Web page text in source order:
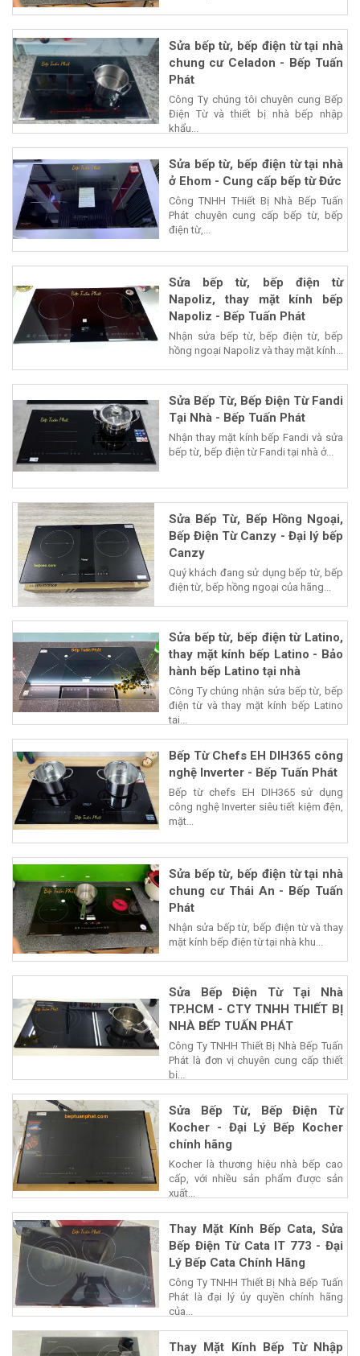
Sửa bếp từ, bếp điện từ tại nhà
chung cư Celadon - Bếp Tuấn
Phát
Công Ty chúng tôi chuyên cung Bếp
Điện Từ và thiết bị nhà bếp nhập
khẩu...
Sửa bếp từ, bếp điện từ tại nhà
ở Ehom - Cung cấp bếp từ Đức
Công TNHH THiết Bị Nhà Bếp Tuấn
Phát chuyên cung cấp bếp từ, bếp
điện từ,...
Sửa bếp từ, bếp điện từ
Napoliz, thay mặt kính bếp
Napoliz - Bếp Tuấn Phát
Nhận sửa bếp từ, bếp điện từ, bếp
hồng ngoại Napoliz và thay mặt kính...
Sửa Bếp Từ, Bếp Điện Từ Fandi
Tại Nhà - Bếp Tuấn Phát
Nhận thay mặt kính bếp Fandi và sửa
bếp từ, bếp điện từ Fandi tại nhà ở...
Sửa Bếp Từ, Bếp Hồng Ngoại,
Bếp Điện Từ Canzy - Đại lý bếp
Canzy
Quý khách đang sử dụng bếp từ, bếp
điện từ, bếp hồng ngoại của hãng...
Sửa bếp từ, bếp điện từ Latino,
thay mặt kính bếp Latino - Bảo
hành bếp Latino tại nhà
Công Ty chúng nhận sửa bếp từ, bếp
điện từ và thay mặt kính bếp Latino
tại...
Bếp Từ Chefs EH DIH365 công
nghệ Inverter - Bếp Tuấn Phát
Bếp từ chefs EH DIH365 sử dụng
công nghệ Inverter siêu tiết kiệm đện,
mặt...
Sửa bếp từ, bếp điện từ tại nhà
chung cư Thái An - Bếp Tuấn
Phát
Nhận sửa bếp từ, bếp điện từ và thay
mặt kính bếp điện từ tại nhà khu...
Sửa Bếp Điện Từ Tại Nhà
TP.HCM - CTY TNHH THIẾT BỊ
NHÀ BẾP TUẤN PHÁT
Công Ty TNHH Thiết Bị Nhà Bếp Tuấn
Phát là đơn vị chuyên cung cấp thiết
bị...
Sửa Bếp Từ, Bếp Điện Từ
Kocher - Đại Lý Bếp Kocher
chính hãng
Kocher là thương hiệu nhà bếp cao
cấp, với nhiều sản phẩm được sản
xuất...
Thay Mặt Kính Bếp Cata, Sửa
Bếp Điện Từ Cata IT 773 - Đại
Lý Bếp Cata Chính Hãng
Công Ty TNHH Thiết Bị Nhà Bếp Tuấn
Phát là đại lý ủy quyền chính hãng
của...
Thay Mặt Kính Bếp Từ Nhập